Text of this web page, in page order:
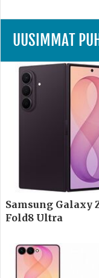
UUSIMMAT
Samsung Galaxy
Fold8 Ultra